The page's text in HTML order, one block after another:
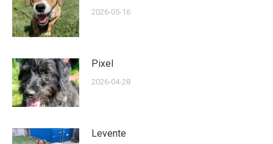
2026-05-16
Pixel
2026-04-28
Levente